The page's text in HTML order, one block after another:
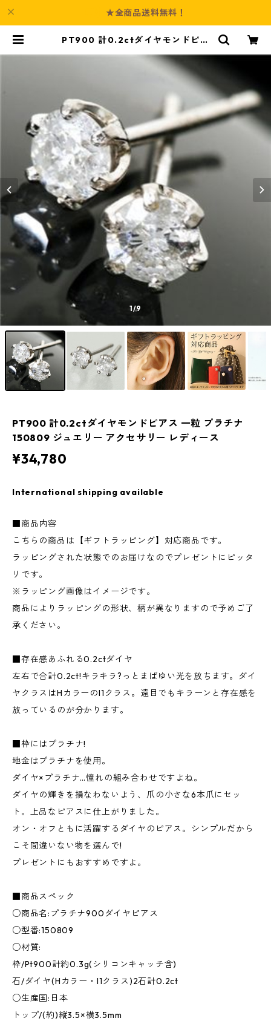
★全商品送料無料！
PT900 計0.2ctダイヤモンドピア
ー アクセサリー レディース | Cultu
1/9
PT900 計0.2ctダイヤモンドピアス 一粒 プラチナ
150809 ジュエリー アクセサリー レディース
¥34,780
International shipping available
■商品内容
こちらの商品は【ギフトラッピング】対応商品です。
ラッピングされた状態でのお届けなのでプレゼントにピッタ
リです。
※ラッピング画像はイメージです。
商品によりラッピングの形状、柄が異なりますので予めご了
承ください。
■存在感あふれる0.2ctダイヤ
左右で合計0.2ct!キラキラ?っとまばゆい光を放ちます。ダイ
ヤクラスはHカラーのI1クラス。遠目でもキラーンと存在感を
放っているのが分かります。
■枠にはプラチナ!
地金はプラチナを使用。
ダイヤ×プラチナ…憧れの組み合わせですよね。
ダイヤの輝きを損なわないよう、爪の小さな6本爪にセッ
ト。上品なピアスに仕上がりました。
オン・オフともに活躍するダイヤのピアス。シンプルだから
こそ間違いない物を選んで!
プレゼントにもおすすめですよ。
■商品スペック
○商品名:プラチナ900ダイヤピアス
○型番:150809
○材質:
枠/Pt900計約0.3g(シリコンキャッチ含)
石/ダイヤ(Hカラー・I1クラス)2石計0.2ct
○生産国:日本
トップ/(約)縦3.5×横3.5mm